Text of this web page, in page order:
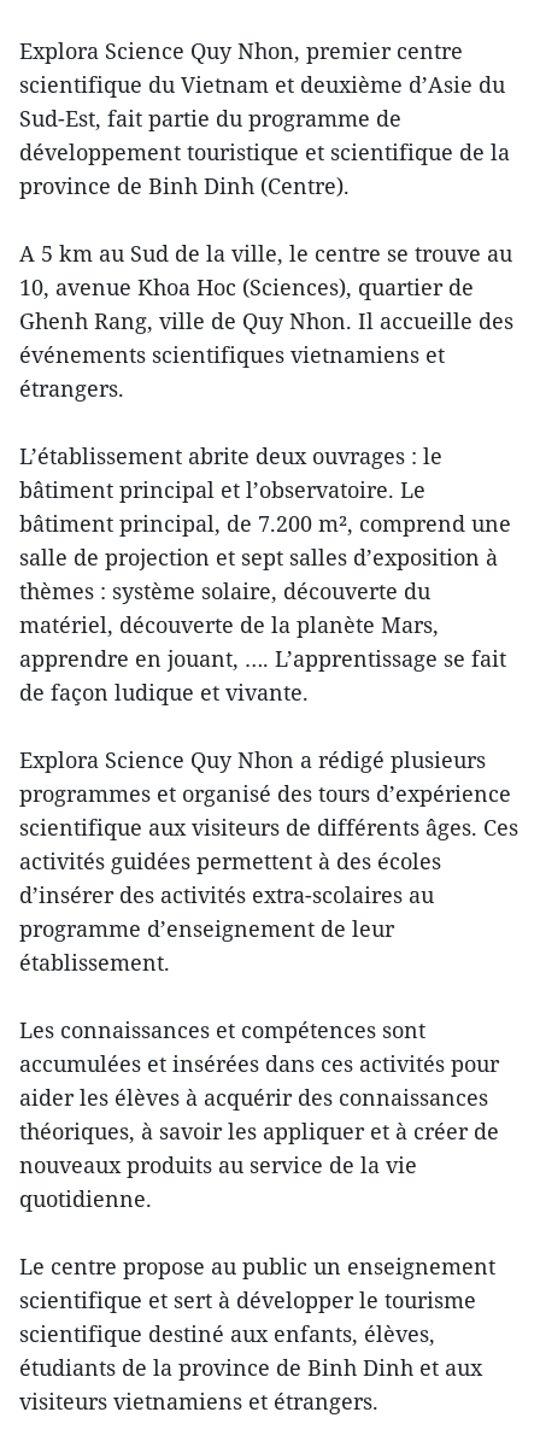
Explora Science Quy Nhon, premier centre
scientifique du Vietnam et deuxième d’Asie du
Sud-Est, fait partie du programme de
développement touristique et scientifique de la
province de Binh Dinh (Centre).
A 5 km au Sud de la ville, le centre se trouve au
10, avenue Khoa Hoc (Sciences), quartier de
Ghenh Rang, ville de Quy Nhon. Il accueille des
événements scientifiques vietnamiens et
étrangers.
L’établissement abrite deux ouvrages : le
bâtiment principal et l’observatoire. Le
bâtiment principal, de 7.200 m², comprend une
salle de projection et sept salles d’exposition à
thèmes : système solaire, découverte du
matériel, découverte de la planète Mars,
apprendre en jouant, …. L’apprentissage se fait
de façon ludique et vivante.
Explora Science Quy Nhon a rédigé plusieurs
programmes et organisé des tours d’expérience
scientifique aux visiteurs de différents âges. Ces
activités guidées permettent à des écoles
d’insérer des activités extra-scolaires au
programme d’enseignement de leur
établissement.
Les connaissances et compétences sont
accumulées et insérées dans ces activités pour
aider les élèves à acquérir des connaissances
théoriques, à savoir les appliquer et à créer de
nouveaux produits au service de la vie
quotidienne.
Le centre propose au public un enseignement
scientifique et sert à développer le tourisme
scientifique destiné aux enfants, élèves,
étudiants de la province de Binh Dinh et aux
visiteurs vietnamiens et étrangers.